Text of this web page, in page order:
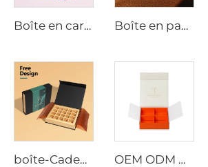
Boîte en carton rigide magnétique de luxe avec logo personnalisé imprimé en mat, boîtes vides, vêtements, cosmétiques, chemises, chaussures, produits capillaires, papier pour emballage Boîte en papier pliante magnétique en carton rigide noir sur mesure avec ruban Boîte-cadeau de luxe magnétique pour mariage
boîte-Cadeau Magnétique de 20 Pièces pour Chocolats avec Couleur sur Mesure, Emballage Promotionnel pour la Saint-Valentin OEM ODM Boîte-cadeau de luxe personnalisée pour dattes et chocolats du Ramadan avec fermeture magnétique, logo doré à chaud et compartiments ajustables avec décoration de ruban